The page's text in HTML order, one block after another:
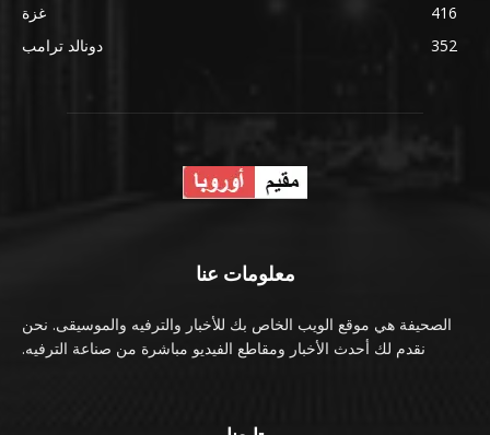
غزة
416
دونالد ترامب
352
معلومات عنا
الصحيفة هي موقع الويب الخاص بك للأخبار والترفيه والموسيقى. نحن
نقدم لك أحدث الأخبار ومقاطع الفيديو مباشرة من صناعة الترفيه.